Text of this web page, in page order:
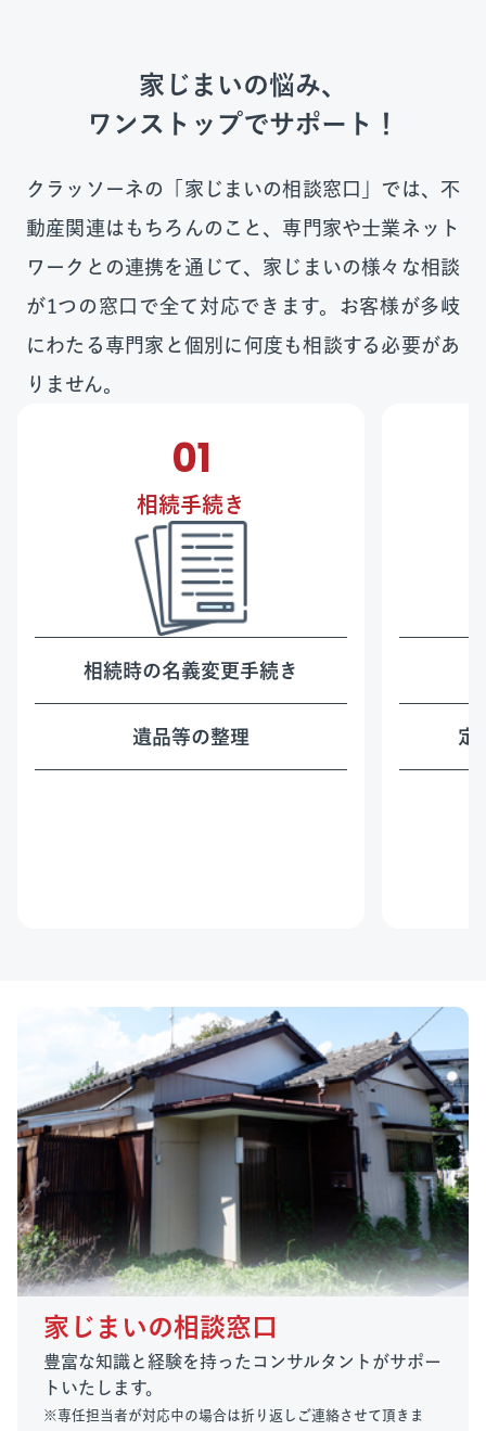
家じまいの悩み、
ワンストップでサポート！
クラッソーネの「家じまいの相談窓口」では、不
動産関連はもちろんのこと、専門家や士業ネット
ワークとの連携を通じて、家じまいの様々な相談
が1つの窓口で全て対応できます。お客様が多岐
にわたる専門家と個別に何度も相談する必要があ
りません。
01
相続手続き
相続時の名義変更手続き
遺品等の整理 定
家じまいの相談窓口
豊富な知識と経験を持ったコンサルタントがサポー
トいたします。
※専任担当者が対応中の場合は折り返しご連絡させて頂きま